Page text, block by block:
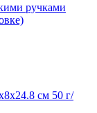
ручками